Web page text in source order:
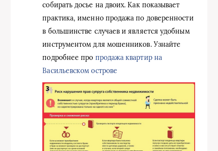
собирать досье на двоих. Как показывает
практика, именно продажа по доверенности
в большинстве случаев и является удобным
инструментом для мошенников. Узнайте
подробнее про продажа квартир на
Васильевском острове